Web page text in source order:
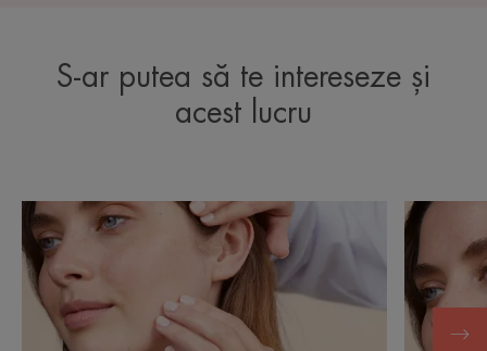
S-ar putea să te intereseze și
acest lucru
Descoperă
Cicalfate+,
gama
pentru
pielea
sensibilă
XeraCalm
A.D.,
gama
pentru
pielea